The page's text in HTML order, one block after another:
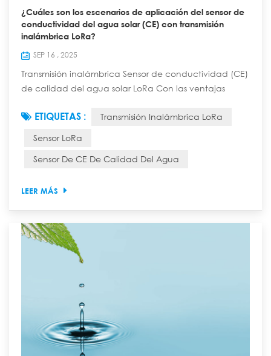
¿Cuáles son los escenarios de aplicación del sensor de
conductividad del agua solar (CE) con transmisión
inalámbrica LoRa?
SEP 16 , 2025
Transmisión inalámbrica Sensor de conductividad (CE)
de calidad del agua solar LoRa Con las ventajas
distancia, suministro de energía solar autónoma,
cableado y suministro de energía, y ser ampliamente
ETIQUETAS : Transmisión Inalámbrica LoRa
Sensor LoRa
Sensor De CE De Calidad Del Agua
LEER MÁS